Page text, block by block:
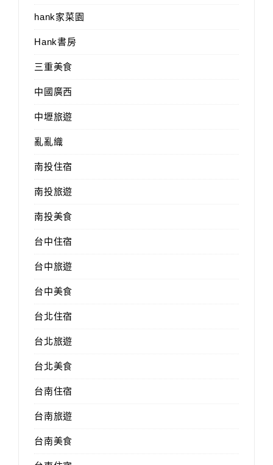
hank家菜園
Hank書房
三重美食
中國廣西
中壢旅遊
亂亂織
南投住宿
南投旅遊
南投美食
台中住宿
台中旅遊
台中美食
台北住宿
台北旅遊
台北美食
台南住宿
台南旅遊
台南美食